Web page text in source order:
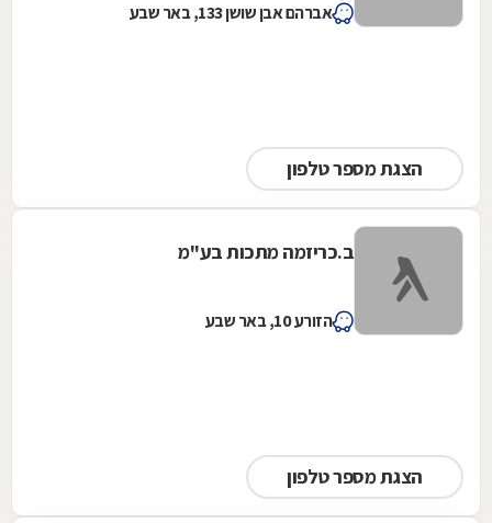
אברהם אבן שושן 133, באר שבע
הצגת מספר טלפון
ב.כריזמה מתכות בע''מ
הזורע 10, באר שבע
הצגת מספר טלפון